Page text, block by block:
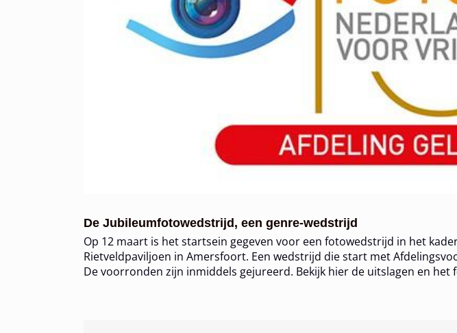
De Jubileumfotowedstrijd, een genre-wedstrijd
Op 12 maart is het startsein gegeven voor een fotowedstrijd in het
Rietveldpaviljoen in Amersfoort. Een wedstrijd die start met
De voorronden zijn inmiddels gejureerd. Bekijk hier de uitslagen en het